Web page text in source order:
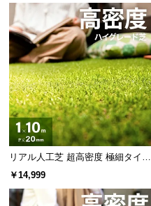
o.,
リアル人工芝 超高密度 極細タイプ
芝丈20mm 1×10m 防草シート付
￥14,999